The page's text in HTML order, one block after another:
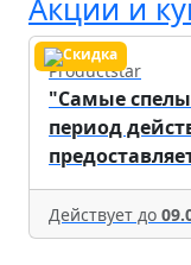
Акции и
Productstar
"Самые
период
Действует до